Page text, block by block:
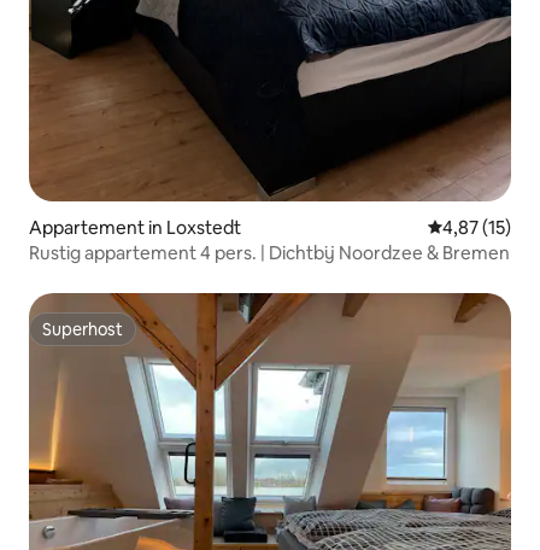
Appartement in Loxstedt Gemiddelde
4,87 (15)
Rustig appartement 4 pers. | Dichtbij Noordzee & Bremen
Superhost
Superhost